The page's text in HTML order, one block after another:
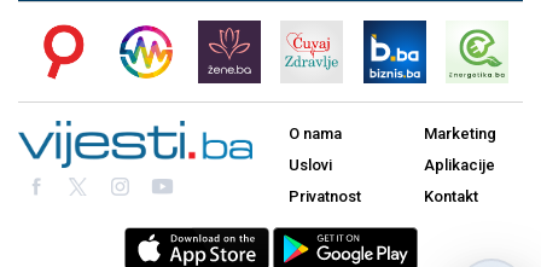
O nama
Uslovi
Privatnost
Marketing
Aplikacije
Kontakt